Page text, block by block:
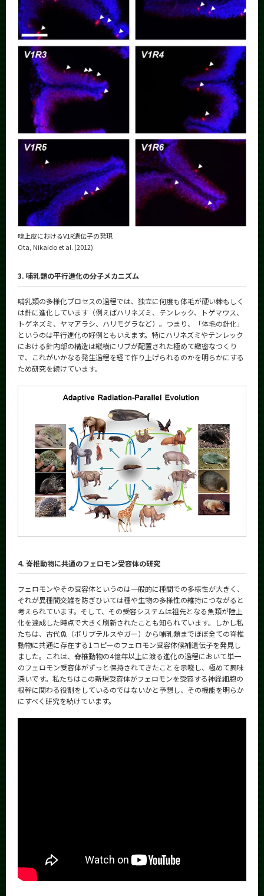
嗅上皮におけるV1R遺伝子の発現
Ota, Nikaido et al. (2012)
3. 哺乳類の平行進化の分子メカニズム
哺乳類の多様化プロセスの過程では、独立に何度も体毛が硬い棘もしく
は針に進化しています（例えばハリネズミ、テンレック、トゲマウス、
トゲネズミ、ヤマアラシ、ハリモグラなど）。つまり、「体毛の針化」
というのは平行進化の好例ともいえます。特にハリネズミやテンレック
における針内部の構造は縦横にリブが配置された極めて緻密なつくり
で、これがいかなる発生過程を経て作り上げられるのかを明らかにする
ため研究を続けています。
4. 脊椎動物に共通のフェロモン受容体の研究
フェロモンやその受容体というのは一般的に種間での多様性が大きく、
それが異種間交雑を防ぎひいては種や生物の多様性の維持につながると
考えられています。そして、その受容システムは祖先となる魚類が陸上
化を達成した時点で大きく刷新されたことも知られています。しかし私
たちは、古代魚（ポリプテルスやガー）から哺乳類までほぼ全ての脊椎
動物に共通に存在する1コピーのフェロモン受容体候補遺伝子を発見し
ました。これは、脊椎動物の4億年以上に渡る進化の過程において単一
のフェロモン受容体がずっと保持されてきたことを示唆し、極めて興味
深いです。私たちはこの新規受容体がフェロモンを受容する神経細胞の
根幹に関わる役割をしているのではないかと予想し、その機能を明らか
にすべく研究を続けています。